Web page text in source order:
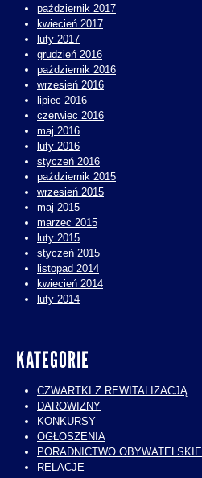
październik 2017
kwiecień 2017
luty 2017
grudzień 2016
październik 2016
wrzesień 2016
lipiec 2016
czerwiec 2016
maj 2016
luty 2016
styczeń 2016
październik 2015
wrzesień 2015
maj 2015
marzec 2015
luty 2015
styczeń 2015
listopad 2014
kwiecień 2014
luty 2014
KATEGORIE
CZWARTKI Z REWITALIZACJĄ
DAROWIZNY
KONKURSY
OGŁOSZENIA
PORADNICTWO OBYWATELSKIE
RELACJE